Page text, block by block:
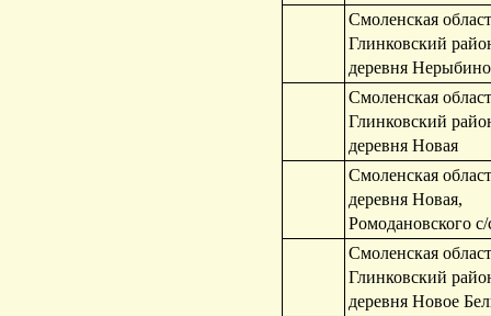
Смоленская
Глинковский
деревня Нерыбино
Смоленская
Глинковский
деревня Новая
Смоленская
деревня Новая,
Ромодановского с/
Смоленская
Глинковский
деревня Новое